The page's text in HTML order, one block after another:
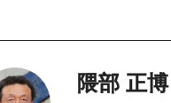
隈部 正博